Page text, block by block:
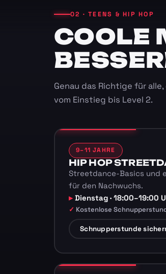
02 · TEENS & HIP HOP
COOLE
Genau das Richtige für
vom Einstieg bis Level 2.
9–11 JAHRE
HIP HOP
Streetdance-Basics und
für den Nachwuchs.
Dienstag · 18:00–19:00
Kostenlose
Schnupperstunde